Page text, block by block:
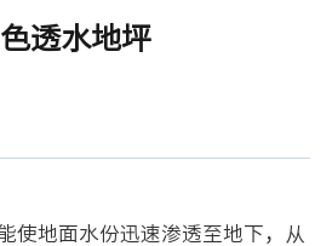
透水地坪
使地面水份迅速渗透至地下，从